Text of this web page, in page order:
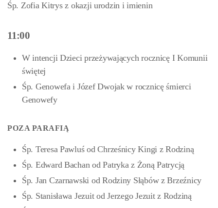
Śp. Zofia Kitrys z okazji urodzin i imienin
11:00
W intencji Dzieci przeżywających rocznicę I Komunii
świętej
Śp. Genowefa i Józef Dwojak w rocznicę śmierci
Genowefy
POZA PARAFIĄ
Śp. Teresa Pawluś od Chrześnicy Kingi z Rodziną
Śp. Edward Bachan od Patryka z Żoną Patrycją
Śp. Jan Czarnawski od Rodziny Słąbów z Brzeźnicy
Śp. Stanisława Jezuit od Jerzego Jezuit z Rodziną